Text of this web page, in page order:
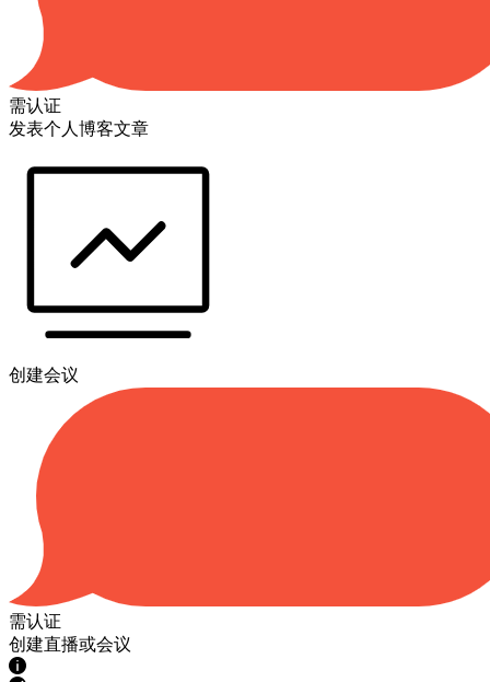
需认证
发表个人博客文章
创建会议
需认证
创建直播或会议